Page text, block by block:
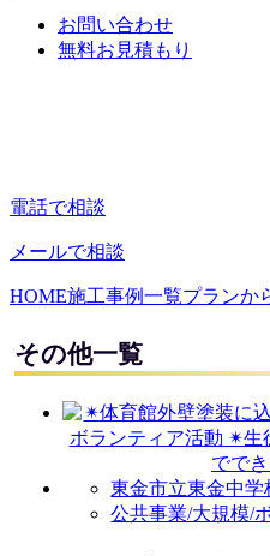
お問い合わせ
無料お見積もり
電話で相談
メールで相談
HOME施工事例一覧プランか
その他一覧
東金市立東金中学
公共事業/大規模/